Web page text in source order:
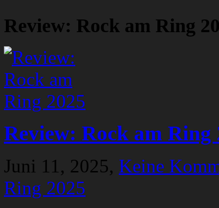
Review: Rock am Ring
Review: Rock am Ring
Juni 11, 2025, Keine
Ring 2025